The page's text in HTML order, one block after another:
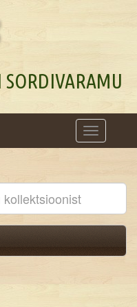
Toggle
navigation